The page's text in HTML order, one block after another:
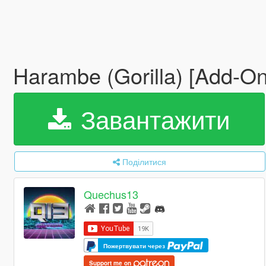
Harambe (Gorilla) [Add-
Завантажити
Поділитися
Quechus13
Пожертвувати через
Support me on